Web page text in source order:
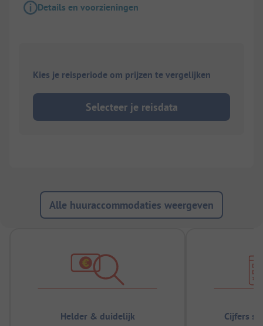
Details en voorzieningen
Kies je reisperiode om prijzen te vergelijken
Selecteer je reisdata
Alle huuraccommodaties weergeven
Helder & duidelijk Cijfers